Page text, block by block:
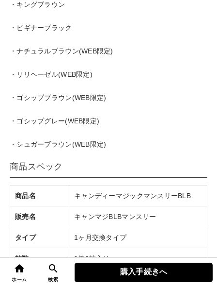
home
ホーム
search
検索
購入手続きへ
・キングブラウン
・ビギナーブラック
・ナチュラルブラウン(WEB限定)
・リリヘーゼル(WEB限定)
・ゴシップブラウン(WEB限定)
・ゴシップグレー(WEB限定)
・シュガーブラウン(WEB限定)
商品スペック
商品名 キャンディーマジックマンスリーBLB
販売名 キャンマジBLBマンスリー
タイプ 1ヶ月交換タイプ
枚数 1箱1枚入り
度数
±0.00（度なし）